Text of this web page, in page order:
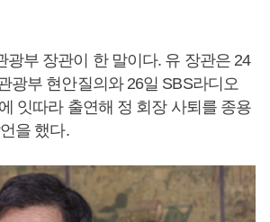
광부 장관이 한 말이다. 유 장관은 24
광부 현안질의와 26일 SBS라디오
잇따라 출연해 정 회장 사퇴를 종용
을 했다.